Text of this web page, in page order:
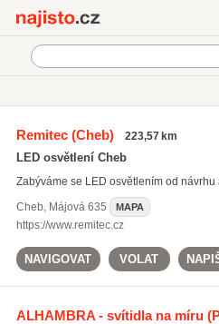
osvětlení kuchyňské linky
kuchyňské pracovní desky(457)
Remitec(Cheb) 223,57 km
LED osvětlení Cheb
Zabýváme se LED osvětlením od
Cheb, Májová 635 MAPA
https://www.remitec.cz
NAVIGOVAT VOLAT
ALHAMBRA - svítidla na míru